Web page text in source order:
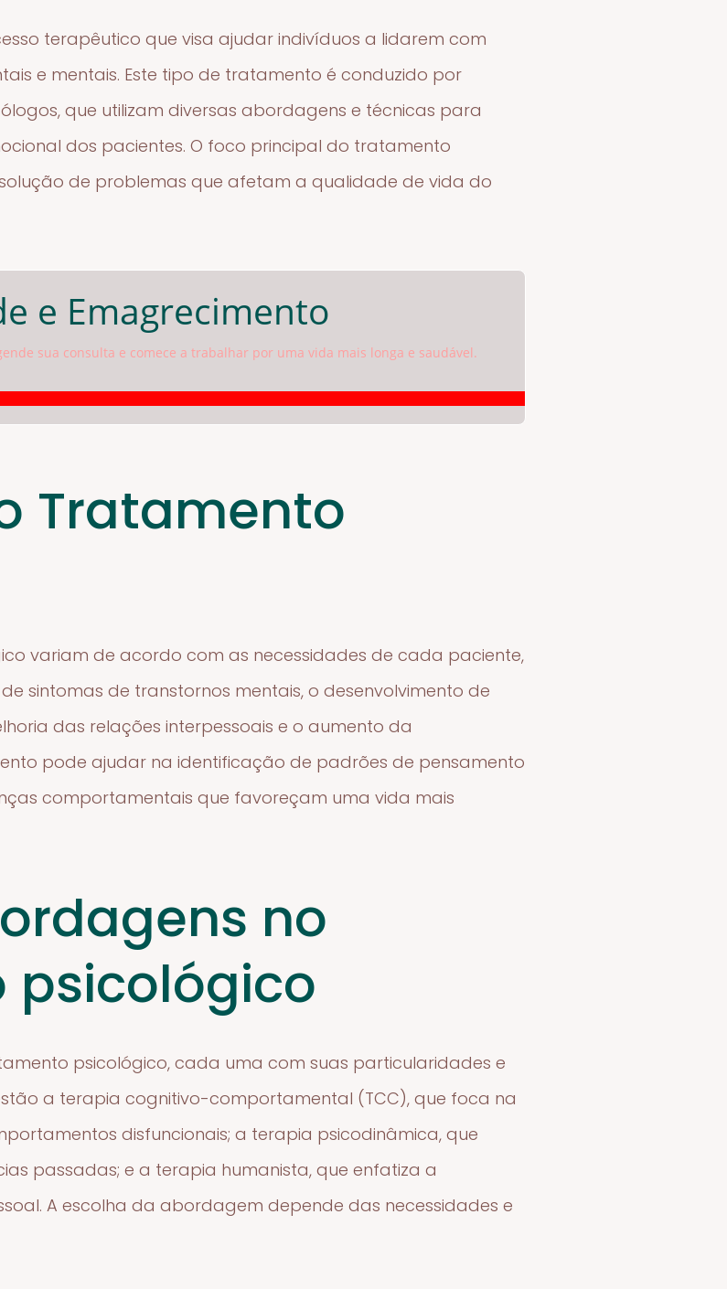
terapêutico que visa ajudar indivíduos a lidarem com
e mentais. Este tipo de tratamento é conduzido por
que utilizam diversas abordagens e técnicas para
dos pacientes. O foco principal do tratamento
de problemas que afetam a qualidade de vida do
e Emagrecimento
sua consulta e comece a trabalhar por uma vida mais longa e saudável.
Tratamento
variam de acordo com as necessidades de cada paciente,
sintomas de transtornos mentais, o desenvolvimento de
das relações interpessoais e o aumento da
pode ajudar na identificação de padrões de pensamento
comportamentais que favoreçam uma vida mais
no
psicológico
psicológico, cada uma com suas particularidades e
a terapia cognitivo-comportamental (TCC), que foca na
disfuncionais; a terapia psicodinâmica, que
passadas; e a terapia humanista, que enfatiza a
A escolha da abordagem depende das necessidades e